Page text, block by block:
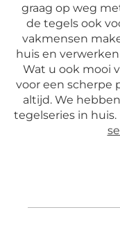
graag op weg
de tegels ook
vakmensen
huis en
Wat u ook mooi
voor een scherpe
altijd. We
tegelseries in